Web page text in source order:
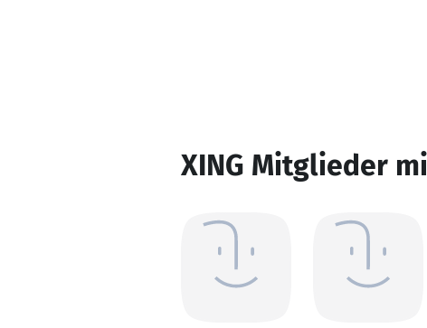
XING Mitglieder